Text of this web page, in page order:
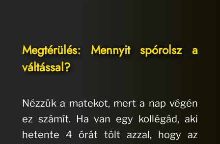
Megtérülés: Mennyit spórolsz a
váltással?
Nézzük a matekot, mert a nap végén
ez számít. Ha van egy kollégád, aki
hetente 4 órát tölt azzal, hogy az